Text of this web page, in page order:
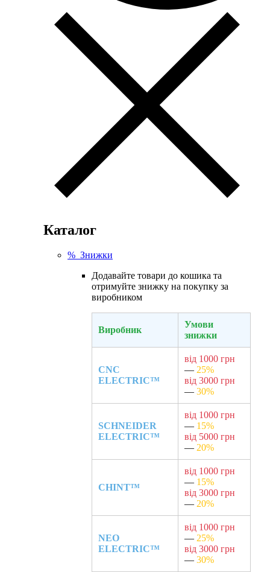
Каталог
% Знижки
Додавайте товари до кошика та
отримуйте знижку на покупку за
виробником
Виробник
Умови
знижки
CNC
ELECTRIC™
від 1000 грн
— 25%
від 3000 грн
— 30%
SCHNEIDER
ELECTRIC™
від 1000 грн
— 15%
від 5000 грн
— 20%
CHINT™
від 1000 грн
— 15%
від 3000 грн
— 20%
NEO
ELECTRIC™
від 1000 грн
— 25%
від 3000 грн
— 30%